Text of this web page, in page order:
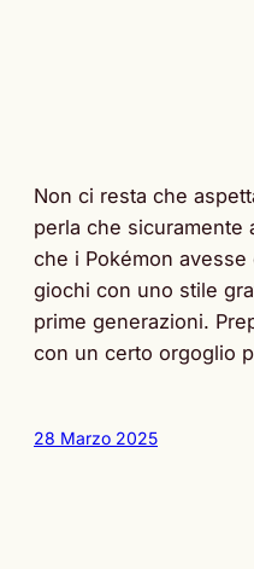
Non ci resta che
perla che sicuramente
che i Pokémon
giochi con uno stile
prime generazioni.
con un certo orgoglio
28 Marzo 2025